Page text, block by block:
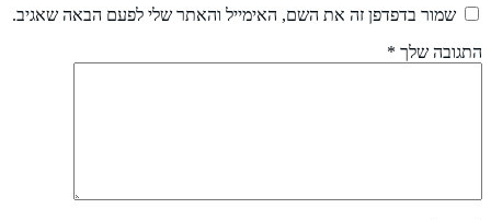
שמור בדפדפן זה את השם, האימייל והאתר שלי לפעם הבאה שאגיב.
התגובה שלך *